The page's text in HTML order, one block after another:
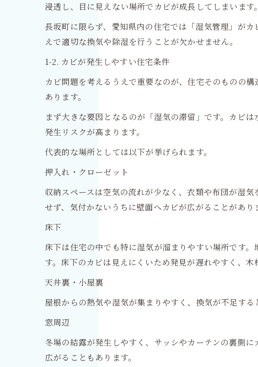
浸透し、目に見えない場所でカビが成長してしまいます。
長坂町に限らず、愛知県内の住宅では「湿気管理」が
えで適切な換気や除湿を行うことが欠かせません。
1-2. カビが発生しやすい住宅条件
カビ問題を考えるうえで重要なのが、住宅そのものの
あります。
まず大きな要因となるのが「湿気の滞留」です。カビ
発生リスクが高まります。
代表的な場所としては以下が挙げられます。
押入れ・クローゼット
収納スペースは空気の流れが少なく、衣類や布団が湿
せず、気付かないうちに壁面へカビが広がることがあり
床下
床下は住宅の中でも特に湿気が溜まりやすい場所です
す。床下のカビは見えにくいため発見が遅れやすく、木
天井裏・小屋裏
屋根からの熱気や湿気が集まりやすく、換気が不足す
窓周辺
冬場の結露が発生しやすく、サッシやカーテンの裏側
広がることもあります。